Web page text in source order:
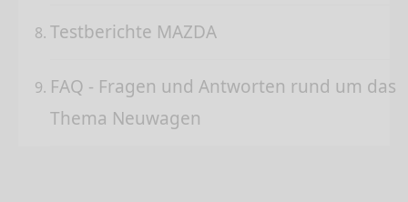
Testberichte MAZDA
FAQ - Fragen und Antworten rund um das
Thema Neuwagen